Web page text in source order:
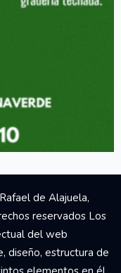
de Alajuela,
reservados Los
del web
diseño, estructura de